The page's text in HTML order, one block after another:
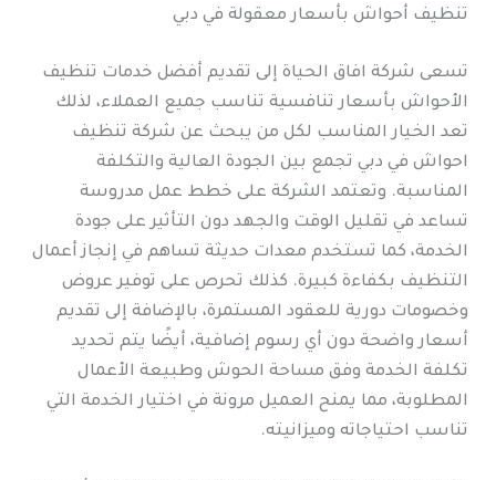
تنظيف أحواش بأسعار معقولة في دبي
تسعى شركة افاق الحياة إلى تقديم أفضل خدمات تنظيف
الأحواش بأسعار تنافسية تناسب جميع العملاء، لذلك
تعد الخيار المناسب لكل من يبحث عن شركة تنظيف
احواش في دبي تجمع بين الجودة العالية والتكلفة
المناسبة. وتعتمد الشركة على خطط عمل مدروسة
تساعد في تقليل الوقت والجهد دون التأثير على جودة
الخدمة، كما تستخدم معدات حديثة تساهم في إنجاز أعمال
التنظيف بكفاءة كبيرة. كذلك تحرص على توفير عروض
وخصومات دورية للعقود المستمرة، بالإضافة إلى تقديم
أسعار واضحة دون أي رسوم إضافية، أيضًا يتم تحديد
تكلفة الخدمة وفق مساحة الحوش وطبيعة الأعمال
المطلوبة، مما يمنح العميل مرونة في اختيار الخدمة التي
تناسب احتياجاته وميزانيته.